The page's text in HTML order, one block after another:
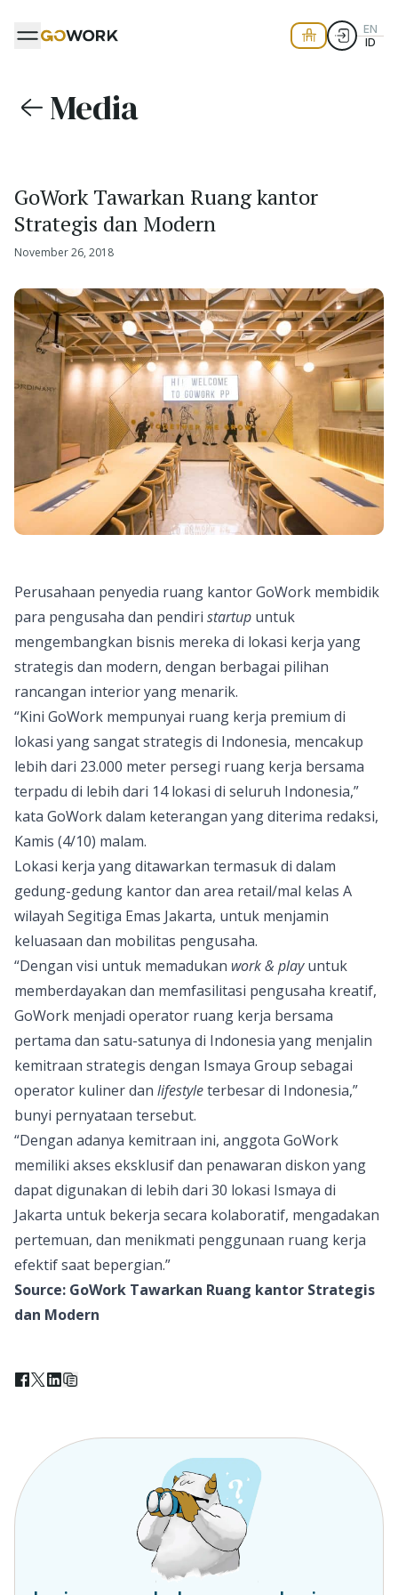
EN
ID
Media
GoWork Tawarkan Ruang kantor
Strategis dan Modern
November 26, 2018
Perusahaan penyedia ruang kantor GoWork membidik
para pengusaha dan pendiri startup untuk
mengembangkan bisnis mereka di lokasi kerja yang
strategis dan modern, dengan berbagai pilihan
rancangan interior yang menarik.
“Kini GoWork mempunyai ruang kerja premium di
lokasi yang sangat strategis di Indonesia, mencakup
lebih dari 23.000 meter persegi ruang kerja bersama
terpadu di lebih dari 14 lokasi di seluruh Indonesia,”
kata GoWork dalam keterangan yang diterima redaksi,
Kamis (4/10) malam.
Lokasi kerja yang ditawarkan termasuk di dalam
gedung-gedung kantor dan area retail/mal kelas A
wilayah Segitiga Emas Jakarta, untuk menjamin
keluasaan dan mobilitas pengusaha.
“Dengan visi untuk memadukan work & playuntuk
memberdayakan dan memfasilitasi pengusaha kreatif,
GoWork menjadi operator ruang kerja bersama
pertama dan satu-satunya di Indonesia yang menjalin
kemitraan strategis dengan Ismaya Group sebagai
operator kuliner dan lifestyleterbesar di Indonesia,”
bunyi pernyataan tersebut.
“Dengan adanya kemitraan ini, anggota GoWork
memiliki akses eksklusif dan penawaran diskon yang
dapat digunakan di lebih dari 30 lokasi Ismaya di
Jakarta untuk bekerja secara kolaboratif, mengadakan
pertemuan, dan menikmati penggunaan ruang kerja
efektif saat bepergian.”
Source: GoWork Tawarkan Ruang kantor Strategis
dan Modern